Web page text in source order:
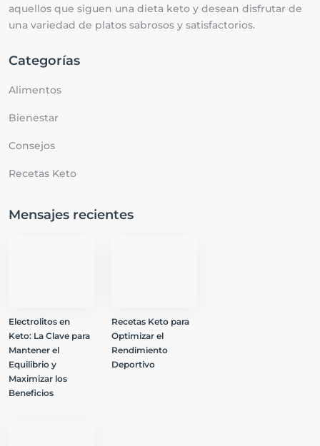
aquellos que siguen una dieta keto y desean disfrutar de
una variedad de platos sabrosos y satisfactorios.
Categorías
Alimentos
Bienestar
Consejos
Recetas Keto
Mensajes recientes
Electrolitos en
Keto: La Clave para
Mantener el
Equilibrio y
Maximizar los
Beneficios
Recetas Keto para
Optimizar el
Rendimiento
Deportivo